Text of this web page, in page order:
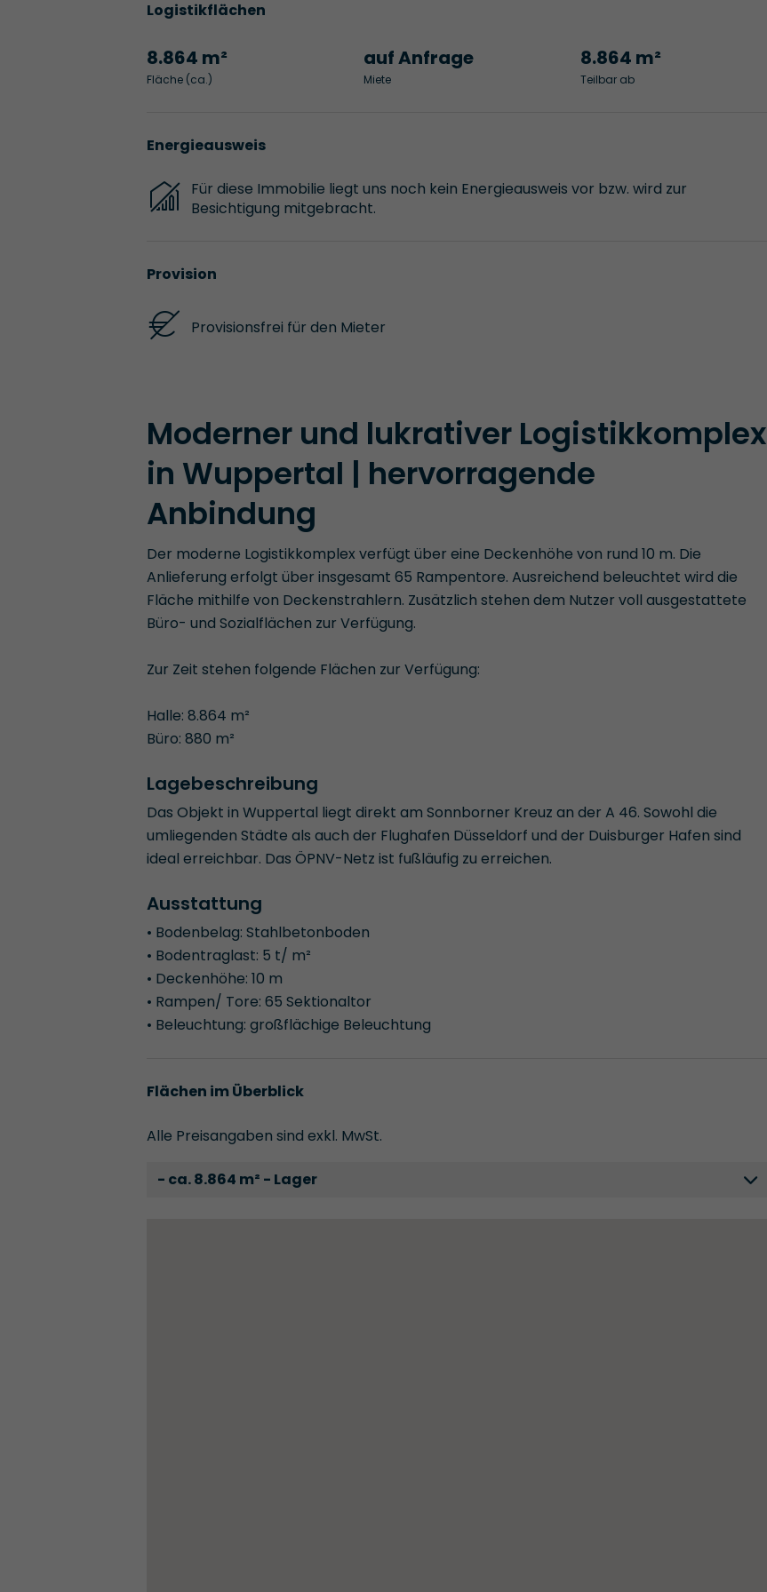
Logistikflächen
8.864 m²
Fläche (ca.)
auf Anfrage
Miete
8.864 m²
Teilbar ab
Energieausweis
Für diese Immobilie liegt uns noch kein Energieausweis vor bzw. wird zur
Besichtigung mitgebracht.
Provision
Provisionsfrei für den Mieter
Moderner und lukrativer Logistikkomplex
in Wuppertal | hervorragende
Anbindung
Der moderne Logistikkomplex verfügt über eine Deckenhöhe von rund 10 m. Die
Anlieferung erfolgt über insgesamt 65 Rampentore. Ausreichend beleuchtet wird die
Fläche mithilfe von Deckenstrahlern. Zusätzlich stehen dem Nutzer voll ausgestattete
Büro- und Sozialflächen zur Verfügung.
Zur Zeit stehen folgende Flächen zur Verfügung:
Halle: 8.864 m²
Büro: 880 m²
Lagebeschreibung
Das Objekt in Wuppertal liegt direkt am Sonnborner Kreuz an der A 46. Sowohl die
umliegenden Städte als auch der Flughafen Düsseldorf und der Duisburger Hafen sind
ideal erreichbar. Das ÖPNV-Netz ist fußläufig zu erreichen.
Ausstattung
• Bodenbelag: Stahlbetonboden
• Bodentraglast: 5 t/ m²
• Deckenhöhe: 10 m
• Rampen/ Tore: 65 Sektionaltor
• Beleuchtung: großflächige Beleuchtung
Flächen im Überblick
Alle Preisangaben sind exkl. MwSt.
- ca. 8.864 m² - Lager